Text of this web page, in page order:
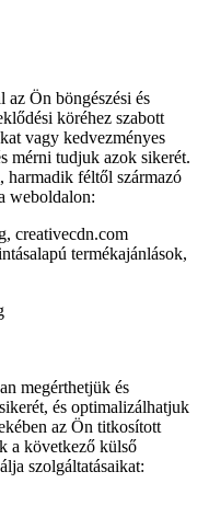
az Ön böngészési és
köréhez szabott
vagy kedvezményes
mérni tudjuk azok sikerét.
harmadik féltől származó
weboldalon:
creativecdn.com
termékajánlások,
megérthetjük és
és optimalizálhatjuk
az Ön titkosított
a következő külső
szolgáltatásaikat: